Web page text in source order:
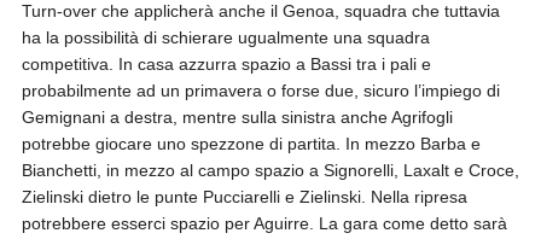
Turn-over che applicherà anche il Genoa, squadra che tuttavia
ha la possibilità di schierare ugualmente una squadra
competitiva. In casa azzurra spazio a Bassi tra i pali e
probabilmente ad un primavera o forse due, sicuro l’impiego di
Gemignani a destra, mentre sulla sinistra anche Agrifogli
potrebbe giocare uno spezzone di partita. In mezzo Barba e
Bianchetti, in mezzo al campo spazio a Signorelli, Laxalt e Croce,
Zielinski dietro le punte Pucciarelli e Zielinski. Nella ripresa
potrebbere esserci spazio per Aguirre. La gara come detto sarà